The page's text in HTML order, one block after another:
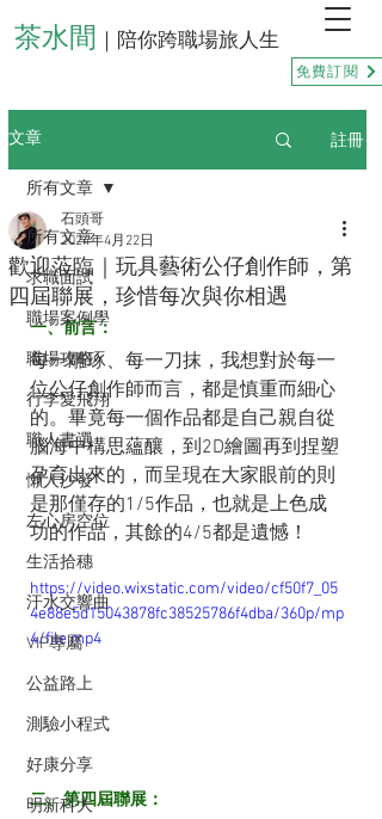
茶水間 ｜陪你跨職場旅人生
免費訂閱
文章 註冊
所有文章
求職面試
職場案例學
職場攻略
行李愛飛翔
職人書選
懶人沙發
左心房空位
生活拾穗
汗水交響曲
VIP專屬
公益路上
測驗小程式
好康分享
明新科大
所有文章
歡迎蒞臨｜玩具藝術公仔創作師，第
四屆聯展，珍惜每次與你相遇
石頭哥
2024年4月22日
一、前言：
每一雕琢、每一刀抹，我想對於每一
位公仔創作師而言，都是慎重而細心
的。畢竟每一個作品都是自己親自從
腦海中構思蘊釀，到2D繪圖再到捏塑
孕育出來的，而呈現在大家眼前的則
是那僅存的1/5作品，也就是上色成
功的作品，其餘的4/5都是遺憾！
https://video.wixstatic.com/video/cf50f7_05
4e88e5d15043878fc38525786f4dba/360p/mp
4/file.mp4
二、第四屆聯展：